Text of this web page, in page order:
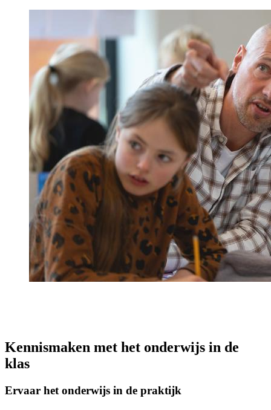
Kennismaken met het onderwijs in de
klas
Ervaar het onderwijs in de praktijk